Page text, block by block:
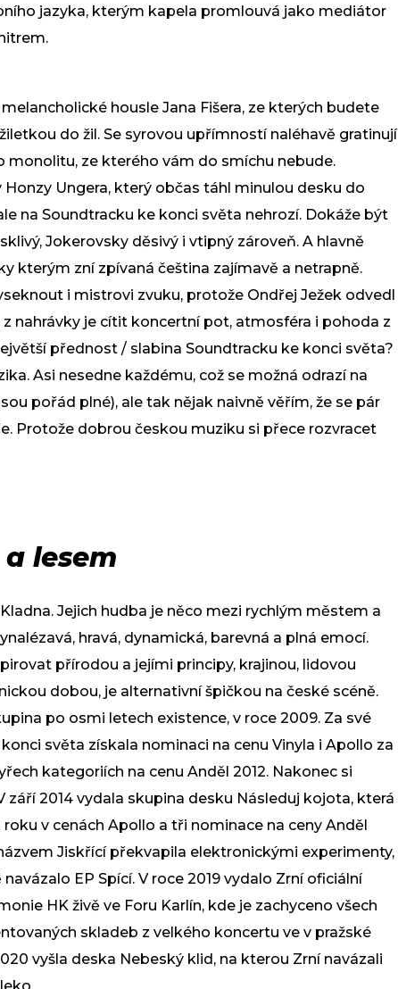
jazyka, kterým kapela promlouvá jako mediátor
housle Jana Fišera, ze kterých budete
do žil. Se syrovou upřímností naléhavě gratinují
monolitu, ze kterého vám do smíchu nebude.
Honzy Ungera, který občas táhl minulou desku do
na Soundtracku ke konci světa nehrozí. Dokáže být
Jokerovsky děsivý i vtipný zároveň. A hlavně
kterým zní zpívaná čeština zajímavě a netrapně.
i mistrovi zvuku, protože Ondřej Ježek odvedl
nahrávky je cítit koncertní pot, atmosféra i pohoda z
přednost / slabina Soundtracku ke konci světa?
Asi nesedne každému, což se možná odrazí na
pořád plné), ale tak nějak naivně věřím, že se pár
Protože dobrou českou muziku si přece rozvracet
lesem
Jejich hudba je něco mezi rychlým městem a
hravá, dynamická, barevná a plná emocí.
přírodou a jejími principy, krajinou, lidovou
dobou, je alternativní špičkou na české scéně.
po osmi letech existence, v roce 2009. Za své
světa získala nominaci na cenu Vinyla i Apollo za
kategoriích na cenu Anděl 2012. Nakonec si
září 2014 vydala skupina desku Následuj kojota, která
v cenách Apollo a tři nominace na ceny Anděl
Jiskřící překvapila elektronickými experimenty,
EP Spící. V roce 2019 vydalo Zrní oficiální
HK živě ve Foru Karlín, kde je zachyceno všech
skladeb z velkého koncertu ve v pražské
vyšla deska Nebeský klid, na kterou Zrní navázali